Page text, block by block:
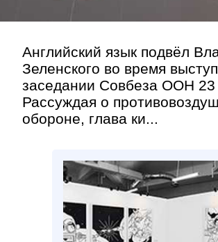
Английский язык подвёл
Зеленского во время
заседании Совбеза ООН 23
Рассуждая о
обороне, глава ки...
Контакт»